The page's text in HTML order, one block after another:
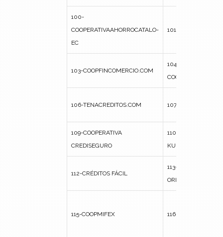
100-
COOPERATIVAAHORROCATALO-
EC
101-FINANCIERA
103-COOPFINCOMERCIO.COM
104-FINANCIERA
COOPVONNELAN
106-TENACREDITOS.COM 107-
109-COOPERATIVA
CREDISEGURO
110-ENTIDAD
KULLKY WASI TU
112-CRÉDITOS FÁCIL
113-
ORIENTALEC
115-COOPMIFEX 116-COOPERATIVA